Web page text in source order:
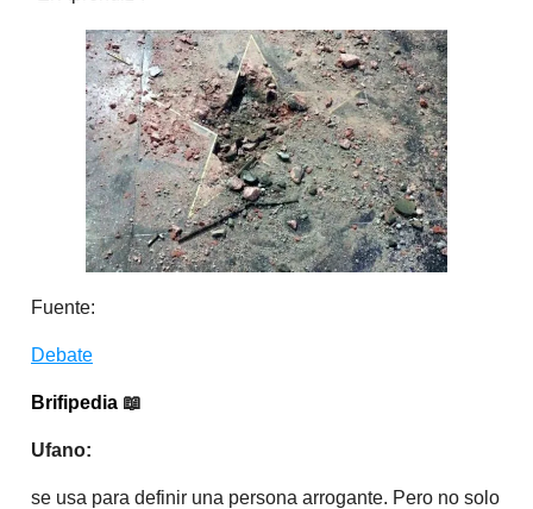
Fuente:
Debate
Brifipedia 📖
Ufano:
se usa para definir una persona arrogante. Pero no solo